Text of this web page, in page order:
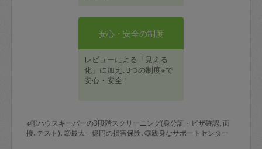
安心・安全の制度
レビューによる「見える
化」に加え､3つの制度※で
安心・安全！
※①ハウスキーパーの3段階スクリーニング(身分証・ビザ確認､面
接､テスト)､②最大一億円の損害保険､③親身なサポートセンター